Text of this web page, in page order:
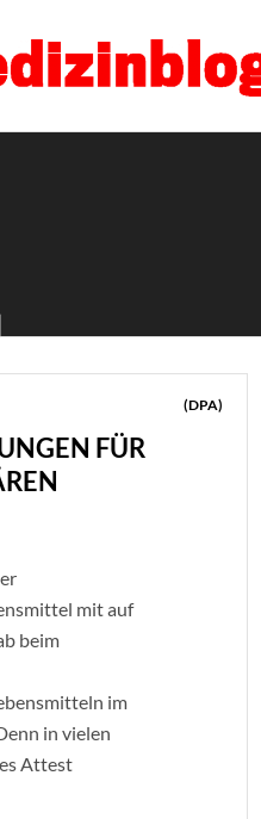
FÜR
(DPA)
mit auf
beim
im
in vielen
Attest